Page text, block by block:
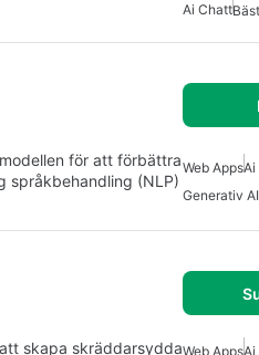
Ai Chatt
för att förbättra
språkbehandling (NLP)
Web Apps
Generativ AI
skapa skräddarsyddaWeb Apps